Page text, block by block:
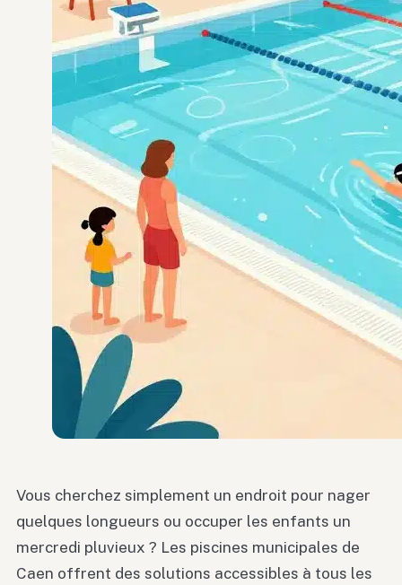
Vous cherchez simplement un endroit pour nager
quelques longueurs ou occuper les enfants un
mercredi pluvieux ? Les piscines municipales de
Caen offrent des solutions accessibles à tous les